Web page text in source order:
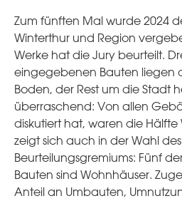
Zum fünften Mal wurde 2024
Winterthur und Region
Werke hat die Jury beurteilt.
eingegebenen Bauten liegen
Boden, der Rest um die Stadt
überraschend: Von allen
diskutiert hat, waren die
zeigt sich auch in der Wahl des
Beurteilungsgremiums: Fünf
Bauten sind Wohnhäuser.
Anteil an Umbauten,